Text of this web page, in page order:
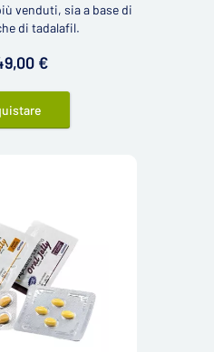
venduti, sia a base di
di tadalafil.
€